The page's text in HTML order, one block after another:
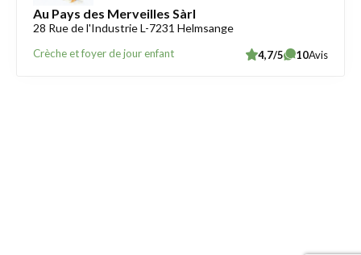
Au Pays des Merveilles Sàrl
28 Rue de l'Industrie L-7231 Helmsange
Crèche et foyer de jour enfant 4,7/5 10Avis